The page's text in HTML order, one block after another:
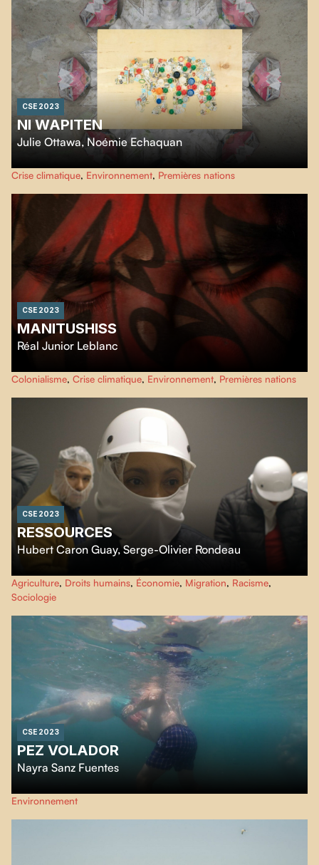
souvenirs dans le présent.
CSE 2023
NI WAPITEN
Julie Ottawa, Noémie Echaquan
Ni Wapiten est un plaidoyer pour un plus grand respect de la Terre mère.
Dans ce film poétique, on suit le parcours d'un enfant à travers les bois
jusqu'au dépotoir de sa communauté. De façon ludique, il réutilise les
déchets pour y construire un ours, symbole de la nature.
Crise climatique, Environnement, Premières nations
CSE 2023
MANITUSHISS
Réal Junior Leblanc
Slam cinématographique d'une puissant manifeste, fort d'une maîtrise des
mots dans la langue imposée par la colonisation, ce film exprime une
critique de notre rapport à la Terre-Mère.
Colonialisme, Crise climatique, Environnement, Premières nations
CSE 2023
RESSOURCES
Hubert Caron Guay,Serge-Olivier Rondeau
Resourcess’intéresse aux conditions d’existence d’humains, d’animaux et
de végétaux liés entre eux par la chaîne d’abattage et de transformation de
viande. En suivant différents acteurs captés par cette chaîne, le film observe
Agriculture, Droits humains, Économie, Migration, Racisme,
Sociologie
CSE 2023
PEZ VOLADOR
Nayra Sanz Fuentes
Pendant des siècles, les poissons volants ont été compris comme des
symboles de liberté et de réussite. Ce sont des animaux uniques qui nagent
et volent, reflétant la possibilité de l'espoir. Leur transit a été compris comme
un voyage d'observation à travers la nature, mais l'impact des êtres humains
Environnement